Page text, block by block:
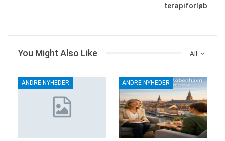
terapiforløb
All
You Might Also Like
ANDRE NYHEDER ANDRE NYHEDER